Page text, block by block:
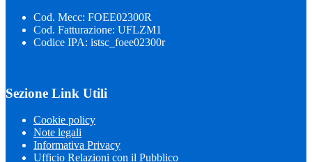
Cod. Mecc: FOEE02300R
Cod. Fatturazione: UFLZM1
Codice IPA: istsc_foee02300r
Sezione Link Utili
Cookie policy
Note legali
Informativa Privacy
Ufficio Relazioni con il Pubblico